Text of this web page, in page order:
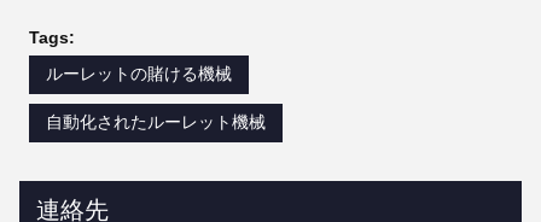
Tags:
ルーレットの賭ける機械
自動化されたルーレット機械
連絡先